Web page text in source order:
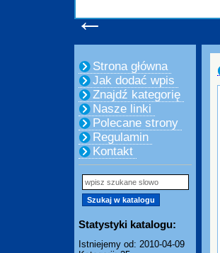
←
Strona główna
Jak dodać wpis
Znajdź kategorię
Nasze linki
Polecane strony
Regulamin
Kontakt
Statystyki katalogu:
Istniejemy od: 2010-04-09